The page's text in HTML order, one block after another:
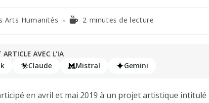
Arts Humanités 2 minutes de lecture
ARTICLE AVEC L'IA
Claude Mistral Gemini
en avril et mai 2019 à un projet artistique intitulé